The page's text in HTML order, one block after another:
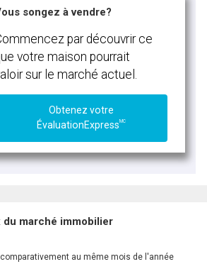
songez à vendre?
par découvrir ce
votre maison pourrait
sur le marché actuel.
Obtenez votre
ÉvaluationExpressMC
du marché immobilier
au même mois de l'année